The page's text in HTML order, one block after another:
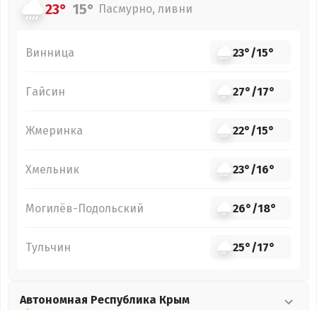
23° 15° Пасмурно, ливни
Винница 23°/15°
Гайсин 27°/17°
Жмеринка 22°/15°
Хмельник 23°/16°
Могилёв-Подольский 26°/18°
Тульчин 25°/17°
Автономная Республика Крым